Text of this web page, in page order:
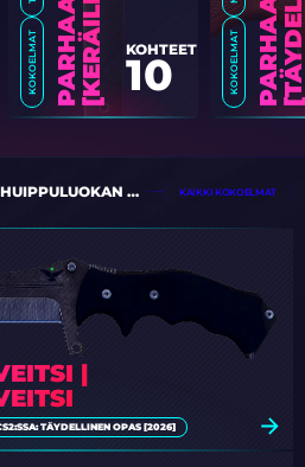
KOKOELMAT
KOKOELMAT KOHTEET
10
KOKOELMIEN SATUNNAISET HUIPPULUOKAN KOHTEET KAIKKI KOKOELMAT
|
TÄYDELLINEN OPAS [2026]